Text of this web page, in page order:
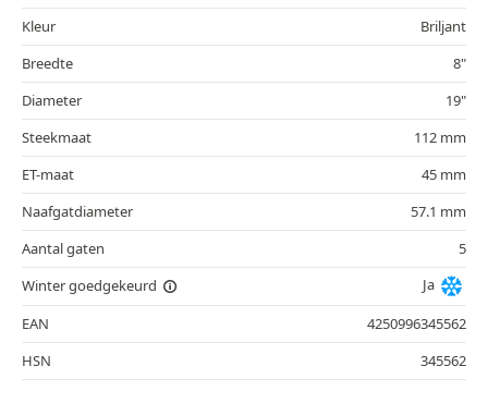
Kleur
Briljant
Breedte
8"
Diameter
19"
Steekmaat
112 mm
ET-maat
45 mm
Naafgatdiameter
57.1 mm
Aantal gaten
5
Winter goedgekeurd
Ja
EAN
4250996345562
HSN
345562